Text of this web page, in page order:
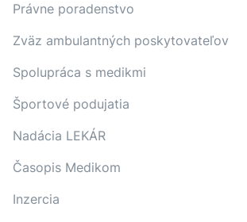
Právne poradenstvo
Zväz ambulantných poskytovateľov
Spolupráca s medikmi
Športové podujatia
Nadácia LEKÁR
Časopis Medikom
Inzercia